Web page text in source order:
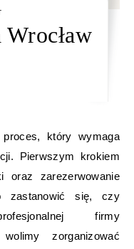
proces, który wymaga
Pierwszym krokiem
oraz zarezerwowanie
zastanowić się, czy
firmy
zorganizować